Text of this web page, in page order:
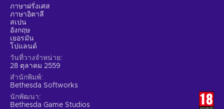
Xbox Live key ต้องการให้คุณทำภารกิจในขณะที่พัฒนาตัวละคร
ของคุณไปด้วย แข็งแกร่งขึ้นเมื่อคุณเดินผ่านโครงเรื่อง เอาชนะ
อุปสรรคต่าง ๆ และดำเนินการภารกิจที่ซับซ้อน เกมดังกล่าวจะทำให้
คุณติดใจและช่วยให้คุณพัฒนาทักษะอันมีค่า เช่น การทำงานหลาย
อย่างพร้อมกัน การตัดสินใจ และแม้แต่การคิดอย่างมีวิจารณญาณ ดู
ว่าคุณสามารถปรับตัวได้ดีเพียงใด คุณสามารถปรับปรุงได้อย่างมี
ประสิทธิภาพเพียงใด และคุณจะประสบความสำเร็จได้เร็วเพียงใด
ทั้งหมดนี้รอคุณอยู่ในเกมที่น่าตื่นเต้นนี้!
คุณสมบัติ
ภาษาฝรั่งเศส
ภาษาอิตาลี
สเปน
อังกฤษ
เยอรมัน
โปแลนด์
วันที่วางจำหน่าย
28 ตุลาคม 2559
สำนักพิมพ์
Bethesda Softworks
นักพัฒนา
Bethesda Game Studios